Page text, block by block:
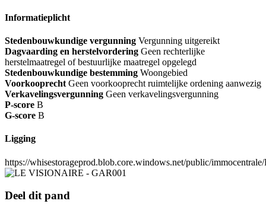
Informatieplicht
Stedenbouwkundige vergunning Vergunning uitgereikt
Dagvaarding en herstelvordering Geen rechterlijke
herstelmaatregel of bestuurlijke maatregel opgelegd
Stedenbouwkundige bestemming Woongebied
Voorkooprecht Geen voorkooprecht ruimtelijke ordening aanwezig
Verkavelingsvergunning Geen verkavelingsvergunning
P-score B
G-score B
Ligging
https://whisestorageprod.blob.core.windows.net/public/
Deel dit pand